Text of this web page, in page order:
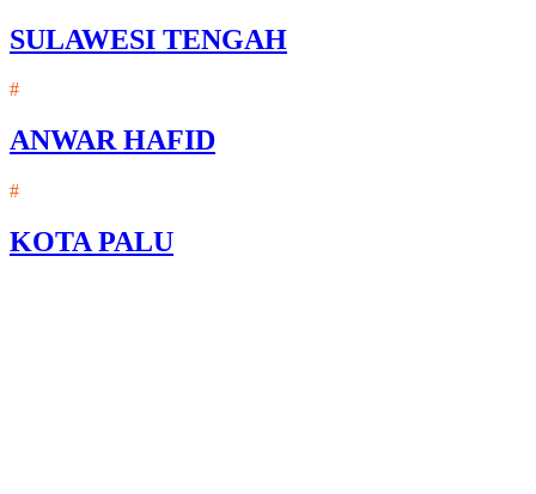
SULAWESI TENGAH
#
ANWAR HAFID
#
KOTA PALU